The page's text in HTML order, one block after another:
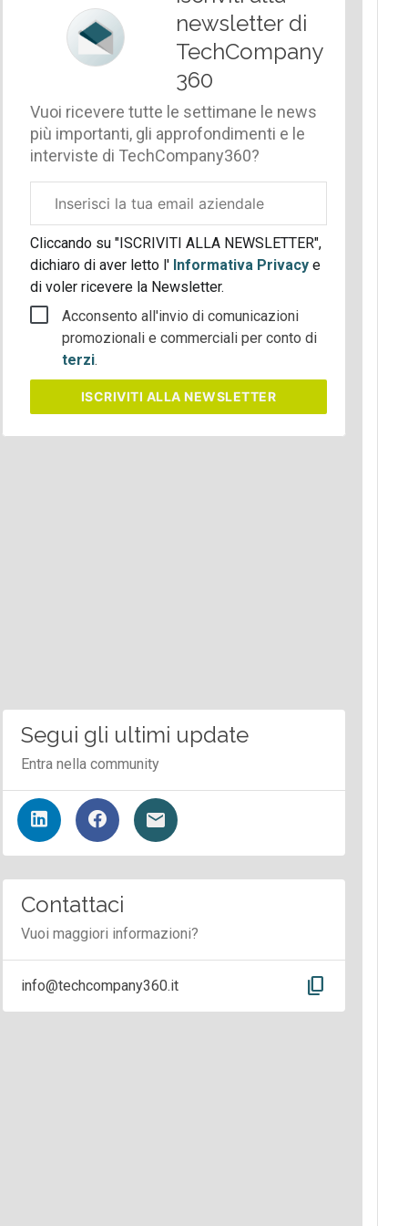
newsletter di
TechCompany
360
Vuoi ricevere tutte le settimane le news
più importanti, gli approfondimenti e le
interviste di TechCompany360?
aziendale
Cliccando su "ISCRIVITI ALLA NEWSLETTER",
dichiaro di aver letto l'Informativa Privacy e
di voler ricevere la Newsletter.
Acconsento all'invio di comunicazioni
promozionali e commerciali per conto di
terzi.
ISCRIVITI ALLA NEWSLETTER
Segui gli ultimi update
Entra nella community
Contattaci
Vuoi maggiori informazioni?
info@techcompany360.it content_copy